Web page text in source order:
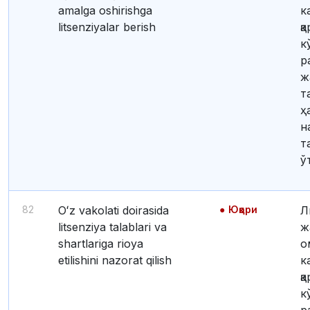
amalga oshirishga
litsenziyalar berish
82
Oʻz vakolati doirasida
litsenziya talablari va
shartlariga rioya
etilishini nazorat qilish
Юқори
Лицензия бериш